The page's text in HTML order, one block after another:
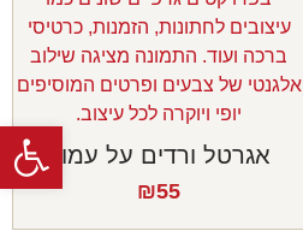
אגרטל ורדים על עמוד
₪55